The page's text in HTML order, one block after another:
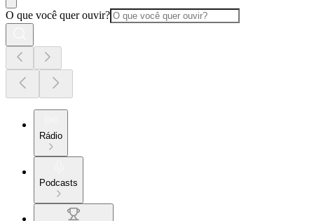
O que você quer ouvir?
Rádio
Podcasts